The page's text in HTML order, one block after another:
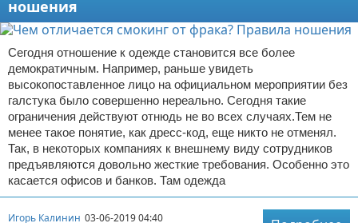
ношения
Сегодня отношение к одежде становится все более
демократичным. Например, раньше увидеть
высокопоставленное лицо на официальном мероприятии без
галстука было совершенно нереально. Сегодня такие
ограничения действуют отнюдь не во всех случаях.Тем не
менее такое понятие, как дресс-код, еще никто не отменял.
Так, в некоторых компаниях к внешнему виду сотрудников
предъявляются довольно жесткие требования. Особенно это
касается офисов и банков. Там одежда
Игорь Калинин 03-06-2019 04:40